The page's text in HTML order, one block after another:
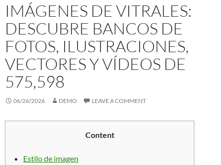
IMÁGENES DE VITRALES:
DESCUBRE BANCOS DE
FOTOS, ILUSTRACIONES,
VECTORES Y VÍDEOS DE
575,598
06/26/2026 DEMO LEAVE A COMMENT
Content
Estilo de imagen